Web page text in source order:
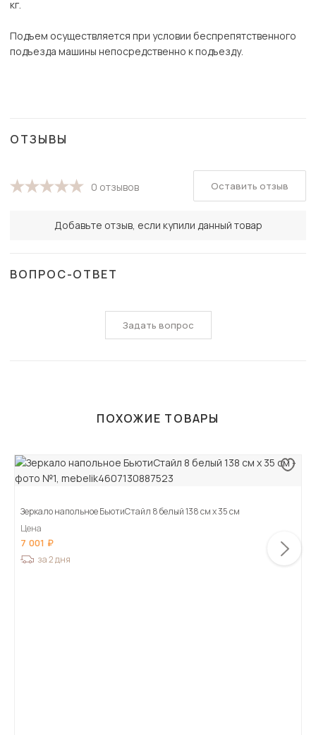
кг.
Подъем осуществляется при условии беспрепятственного
подъезда машины непосредственно к подъезду.
ОТЗЫВЫ
0 отзывов
Добавьте отзыв, если купили данный товар
Оставить отзыв
ВОПРОС-ОТВЕТ
Задать вопрос
ПОХОЖИЕ ТОВАРЫ
Зеркало напольное БьютиСтайл 8 белый 138 см х 35 см
Цена
7 001
за 2 дня